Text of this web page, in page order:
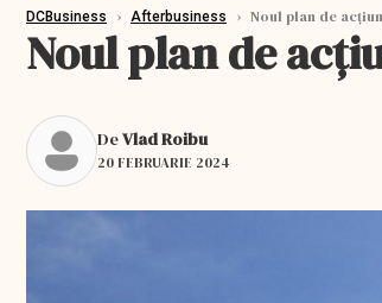
DCBusiness › Afterbusiness › Noul plan de
Noul plan de
DeVlad Roibu
20 FEBRUARIE 2024